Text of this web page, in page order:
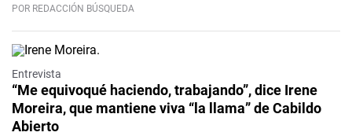
POR REDACCIÓN BÚSQUEDA
Video
Entrevista
“Me equivoqué haciendo, trabajando”, dice Irene
Moreira, que mantiene viva “la llama” de Cabildo
Abierto